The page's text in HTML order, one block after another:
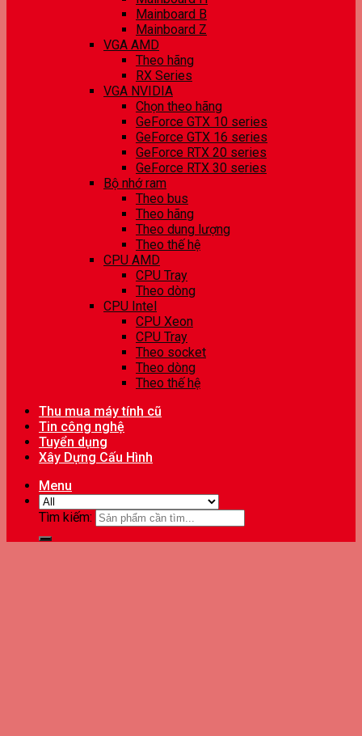
Mainboard B
Mainboard Z
VGA AMD
Theo hãng
RX Series
VGA NVIDIA
Chọn theo hãng
GeForce GTX 10 series
GeForce GTX 16 series
GeForce RTX 20 series
GeForce RTX 30 series
Bộ nhớ ram
Theo bus
Theo hãng
Theo dung lượng
Theo thế hệ
CPU AMD
CPU Tray
Theo dòng
CPU Intel
CPU Xeon
CPU Tray
Theo socket
Theo dòng
Theo thế hệ
Thu mua máy tính cũ
Tin công nghệ
Tuyển dụng
Xây Dựng Cấu Hình
Menu
Tìm kiếm: